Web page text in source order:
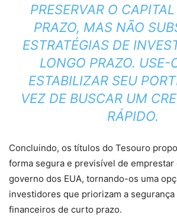
PRESERVAR O
PRAZO, MAS NÃO
ESTRATÉGIAS DE
LONGO PRAZO. USE-
ESTABILIZAR SEU
VEZ DE BUSCAR UM
RÁPIDO.
Concluindo, os títulos do Tesouro
forma segura e previsível de emprestar
governo dos EUA, tornando-os uma
investidores que priorizam a
financeiros de curto prazo.